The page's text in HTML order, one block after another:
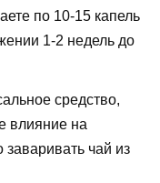
по 10-15 капель
1-2 недель до
средство,
влияние на
чай из